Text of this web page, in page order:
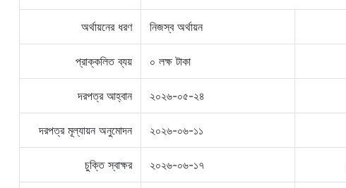
অর্থায়নের ধরণ নিজস্ব অর্থায়ন
প্রাক্কলিত ব্যয় ০ লক্ষ টাকা
দরপত্র আহ্বান ২০২৬-০৫-২৪
দরপত্র মূল্যায়ন অনুমোদন ২০২৬-০৬-১১
চুক্তি স্বাক্ষর ২০২৬-০৬-১৭